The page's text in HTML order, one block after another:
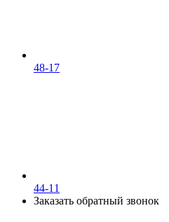
48-17
44-11
Заказать обратный звонок